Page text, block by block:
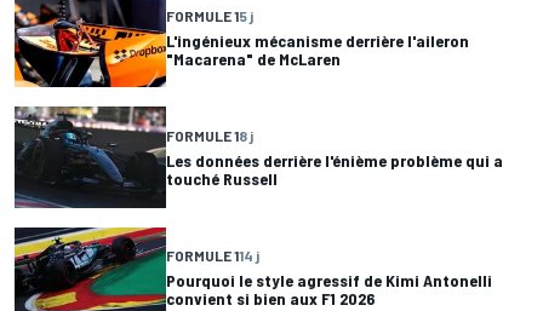
FORMULE 15 j
L'ingénieux mécanisme derrière l'aileron
"Macarena" de McLaren
FORMULE 18 j
Les données derrière l'énième problème qui a
touché Russell
FORMULE 114 j
Pourquoi le style agressif de Kimi Antonelli
convient si bien aux F1 2026